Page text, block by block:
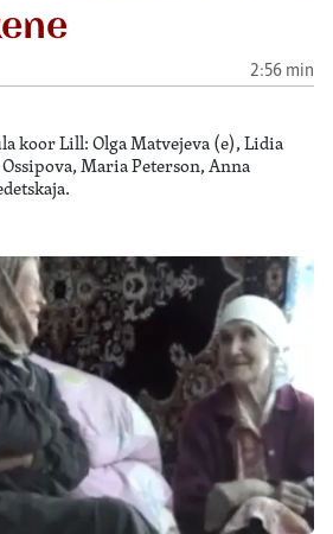
2:56 min
koor Lill: Olga Matvejeva (e), Lidia
Maria Peterson, Anna